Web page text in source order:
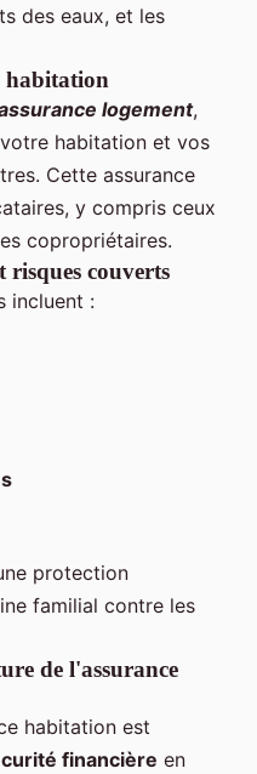
des eaux, et les
habitation
logement,
habitation et vos
Cette assurance
y compris ceux
copropriétaires.
risques couverts
incluent :
protection
familial contre les
de l'assurance
habitation est
financière en